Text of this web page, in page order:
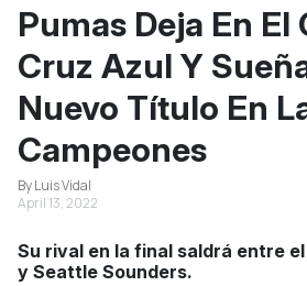
Pumas Deja En El
Cruz Azul Y
Nuevo Título En
Campeones
By Luis Vidal
April 13, 2022
Su rival en la final saldrá entre
y Seattle Sounders.